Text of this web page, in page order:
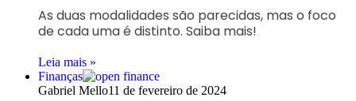
As duas modalidades são parecidas, mas o foco
de cada uma é distinto. Saiba mais!
Leia mais »
Finanças
Gabriel Mello11 de fevereiro de 2024